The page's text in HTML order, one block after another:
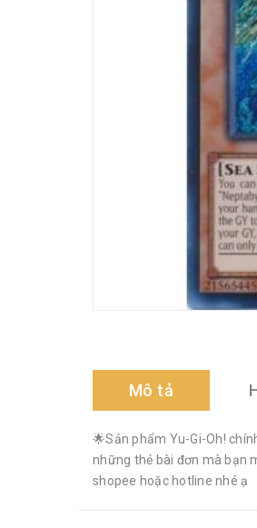
Mô tả
🌟Sản phẩm Yu-Gi-Oh!
những thẻ bài đơn mà bạn
shopee hoặc hotline nhé ạ